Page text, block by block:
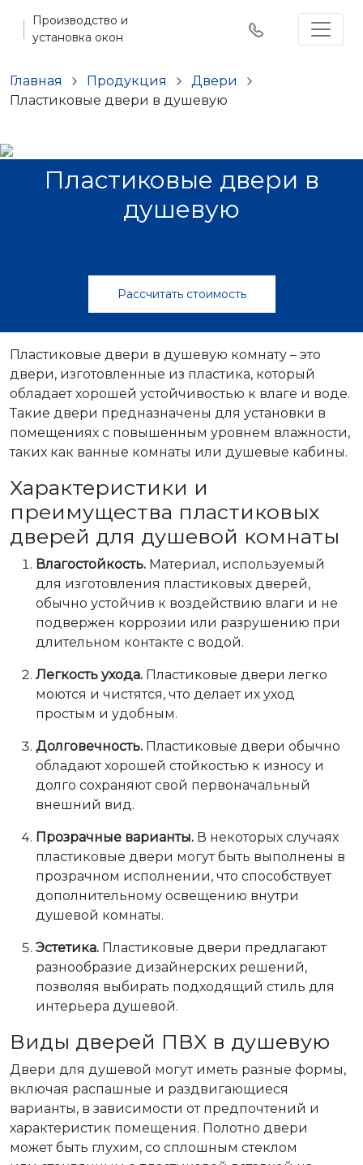
Производство и
установка окон
Главная Продукция
Двери
Пластиковые двери в душевую
Пластиковые двери в
душевую
Рассчитать стоимость
Пластиковые двери в душевую комнату – это
двери, изготовленные из пластика, который
обладает хорошей устойчивостью к влаге и воде.
Такие двери предназначены для установки в
помещениях с повышенным уровнем влажности,
таких как ванные комнаты или душевые кабины.
Характеристики и
преимущества пластиковых
дверей для душевой комнаты
Влагостойкость. Материал, используемый
для изготовления пластиковых дверей,
обычно устойчив к воздействию влаги и не
подвержен коррозии или разрушению при
длительном контакте с водой.
Легкость ухода. Пластиковые двери легко
моются и чистятся, что делает их уход
простым и удобным.
Долговечность. Пластиковые двери обычно
обладают хорошей стойкостью к износу и
долго сохраняют свой первоначальный
внешний вид.
Прозрачные варианты. В некоторых случаях
пластиковые двери могут быть выполнены в
прозрачном исполнении, что способствует
дополнительному освещению внутри
душевой комнаты.
Эстетика. Пластиковые двери предлагают
разнообразие дизайнерских решений,
позволяя выбирать подходящий стиль для
интерьера душевой.
Виды дверей ПВХ в душевую
Двери для душевой могут иметь разные формы,
включая распашные и раздвигающиеся
варианты, в зависимости от предпочтений и
характеристик помещения. Полотно двери
может быть глухим, со сплошным стеклом